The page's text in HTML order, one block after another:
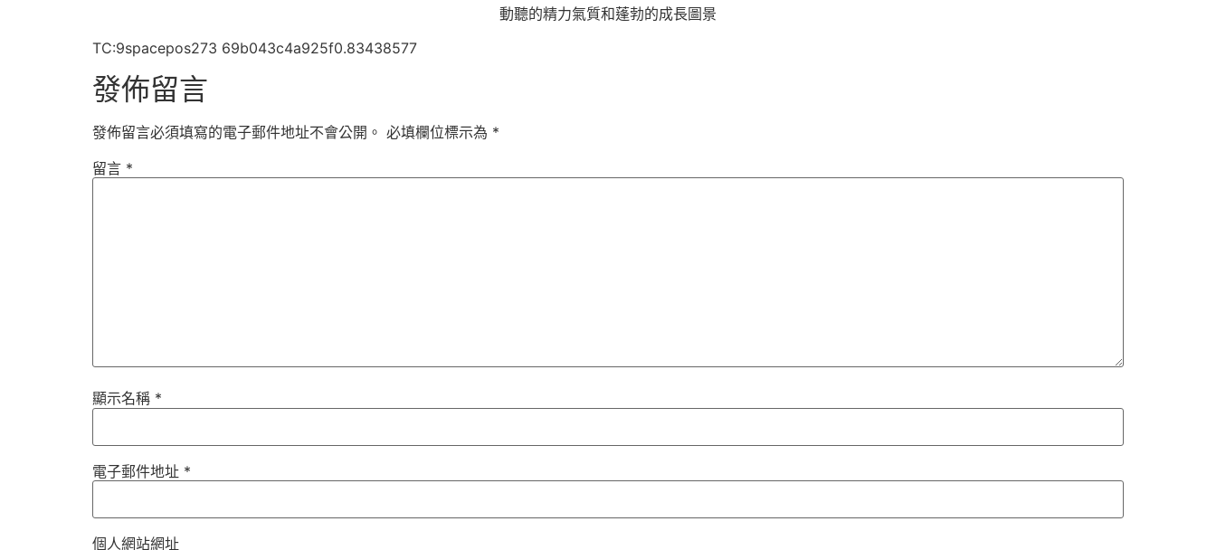
動聽的精力氣質和蓬勃的成長圖景
TC:9spacepos273 69b043c4a925f0.83438577
發佈留言
發佈留言必須填寫的電子郵件地址不會公開。 必填欄位標示為 *
留言 *
顯示名稱 *
電子郵件地址 *
個人網站網址